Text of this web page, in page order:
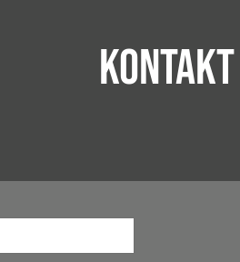
Kontakt